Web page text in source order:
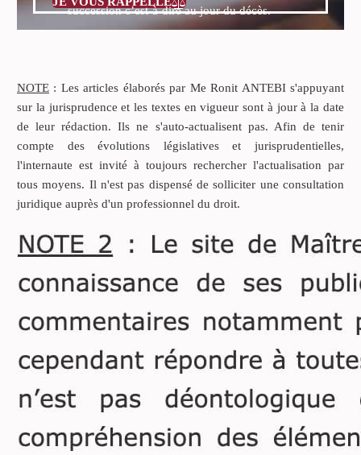
succession c’est-à-dire au jour du décès.

NOTE : Les articles élaborés par Me Ronit ANTEBI s'appuyant
sur la jurisprudence et les textes en vigueur sont à jour à la date
de leur rédaction. Ils ne s'auto-actualisent pas. Afin de tenir
compte des évolutions législatives et jurisprudentielles,
l'internaute est invité à toujours rechercher l'actualisation par
tous moyens. Il n'est pas dispensé de solliciter une consultation
juridique auprès d'un professionnel du droit.